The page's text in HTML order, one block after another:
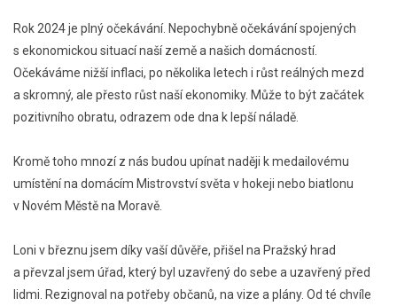
Rok 2024 je plný očekávání. Nepochybně očekávání spojených
s ekonomickou situací naší země a našich domácností.
Očekáváme nižší inflaci, po několika letech i růst reálných mezd
a skromný, ale přesto růst naší ekonomiky. Může to být začátek
pozitivního obratu, odrazem ode dna k lepší náladě.
Kromě toho mnozí z nás budou upínat naději k medailovému
umístění na domácím Mistrovství světa v hokeji nebo biatlonu
v Novém Městě na Moravě.
Loni v březnu jsem díky vaší důvěře, přišel na Pražský hrad
a převzal jsem úřad, který byl uzavřený do sebe a uzavřený před
lidmi. Rezignoval na potřeby občanů, na vize a plány. Od té chvíle